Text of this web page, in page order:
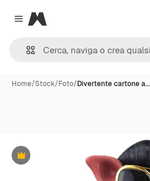
Close menu
Magnific
Home/Stock/Foto/Divertente cartone a…
Premium